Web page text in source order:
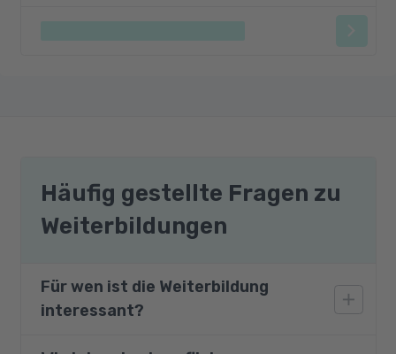
Häufig gestellte Fragen zu
Weiterbildungen
Für wen ist die Weiterbildung
interessant?